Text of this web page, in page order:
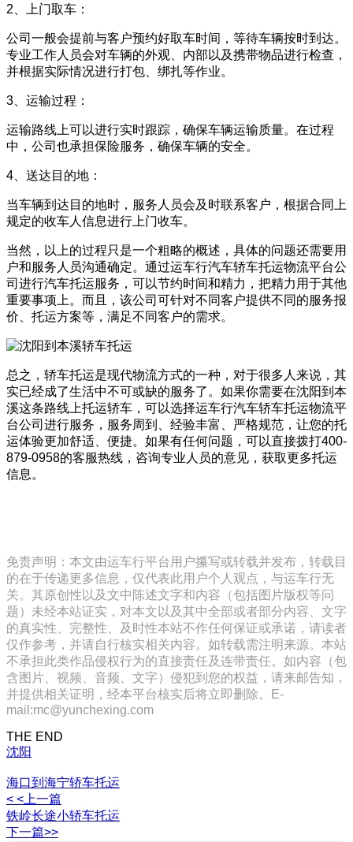
2、上门取车：
公司一般会提前与客户预约好取车时间，等待车辆按时到达。
专业工作人员会对车辆的外观、内部以及携带物品进行检查，
并根据实际情况进行打包、绑扎等作业。
3、运输过程：
运输路线上可以进行实时跟踪，确保车辆运输质量。在过程
中，公司也承担保险服务，确保车辆的安全。
4、送达目的地：
当车辆到达目的地时，服务人员会及时联系客户，根据合同上
规定的收车人信息进行上门收车。
当然，以上的过程只是一个粗略的概述，具体的问题还需要用
户和服务人员沟通确定。通过运车行汽车轿车托运物流平台公
司进行汽车托运服务，可以节约时间和精力，把精力用于其他
重要事项上。而且，该公司可针对不同客户提供不同的服务报
价、托运方案等，满足不同客户的需求。
总之，轿车托运是现代物流方式的一种，对于很多人来说，其
实已经成了生活中不可或缺的服务了。如果你需要在沈阳到本
溪这条路线上托运轿车，可以选择运车行汽车轿车托运物流平
台公司进行服务，服务周到、经验丰富、严格规范，让您的托
运体验更加舒适、便捷。如果有任何问题，可以直接拨打400-
879-0958的客服热线，咨询专业人员的意见，获取更多托运
信息。
免责声明：本文由运车行平台用户攥写或转载并发布，转载目
的在于传递更多信息，仅代表此用户个人观点，与运车行无
关。其原创性以及文中陈述文字和内容（包括图片版权等问
题）未经本站证实，对本文以及其中全部或者部分内容、文字
的真实性、完整性、及时性本站不作任何保证或承诺，请读者
仅作参考，并请自行核实相关内容。如转载需注明来源。本站
不承担此类作品侵权行为的直接责任及连带责任。如内容（包
含图片、视频、音频、文字）侵犯到您的权益，请来邮告知，
并提供相关证明，经本平台核实后将立即删除。E-
mail:mc@yunchexing.com
THE END
沈阳
海口到海宁轿车托运
< <上一篇
铁岭长途小轿车托运
下一篇>>